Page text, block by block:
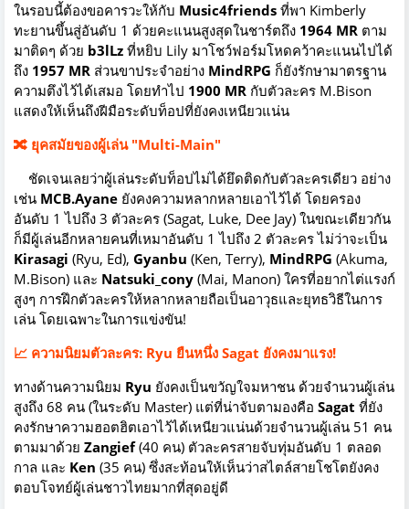
ในรอบนี้ต้องขอคารวะให้กับ Music4friends ที่พา Kimberly
ทะยานขึ้นสู่อันดับ 1 ด้วยคะแนนสูงสุดในชาร์ตถึง 1964 MR ตาม
มาติดๆ ด้วย b3lLz ที่หยิบ Lily มาโชว์ฟอร์มโหดคว้าคะแนนไปได้
ถึง 1957 MR ส่วนขาประจำอย่าง MindRPG ก็ยังรักษามาตรฐาน
ความตึงไว้ได้เสมอ โดยทำไป 1900 MR กับตัวละคร M.Bison
แสดงให้เห็นถึงฝีมือระดับท็อปที่ยังคงเหนียวแน่น
🔀 ยุคสมัยของผู้เล่น "Multi-Main"
ชัดเจนเลยว่าผู้เล่นระดับท็อปไม่ได้ยึดติดกับตัวละครเดียว อย่าง
เช่น MCB.Ayane ยังคงความหลากหลายเอาไว้ได้ โดยครอง
อันดับ 1 ไปถึง 3 ตัวละคร (Sagat, Luke, Dee Jay) ในขณะเดียวกัน
ก็มีผู้เล่นอีกหลายคนที่เหมาอันดับ 1 ไปถึง 2 ตัวละคร ไม่ว่าจะเป็น
Kirasagi (Ryu, Ed), Gyanbu (Ken, Terry), MindRPG (Akuma,
M.Bison) และ Natsuki_cony (Mai, Manon) ใครที่อยากไต่แรงก์
สูงๆ การฝึกตัวละครให้หลากหลายถือเป็นอาวุธและยุทธวิธีในการ
เล่น โดยเฉพาะในการแข่งขัน!
📈 ความนิยมตัวละคร: Ryu ยืนหนึ่ง Sagat ยังคงมาแรง!
ทางด้านความนิยม Ryu ยังคงเป็นขวัญใจมหาชน ด้วยจำนวนผู้เล่น
สูงถึง 68 คน (ในระดับ Master) แต่ที่น่าจับตามองคือ Sagat ที่ยัง
คงรักษาความฮอตฮิตเอาไว้ได้เหนียวแน่นด้วยจำนวนผู้เล่น 51 คน
ตามมาด้วย Zangief(40 คน) ตัวละครสายจับทุ่มอันดับ 1 ตลอด
กาล และ Ken (35 คน) ซึ่งสะท้อนให้เห็นว่าสไตล์สายโชโตยังคง
ตอบโจทย์ผู้เล่นชาวไทยมากที่สุดอยู่ดี